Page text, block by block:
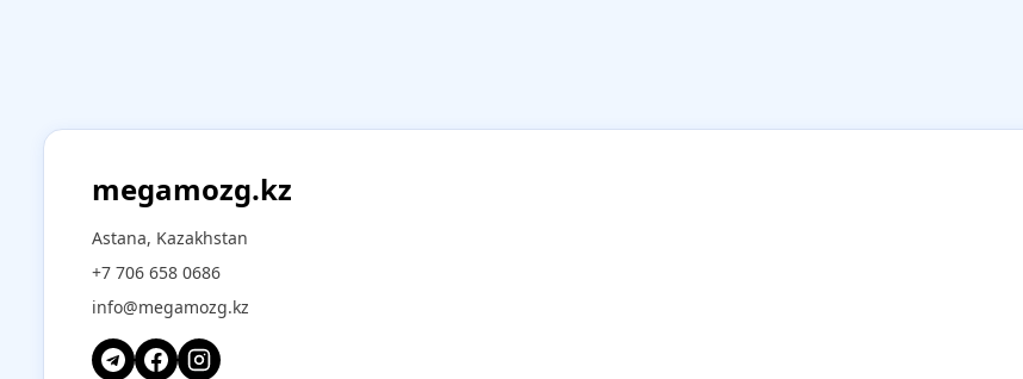
megamozg.kz
Astana, Kazakhstan
+7 706 658 0686
info@megamozg.kz